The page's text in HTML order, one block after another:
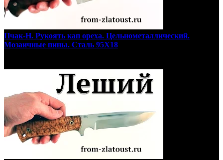
Пчак-Н. Рукоять кап ореха. Цельнометаллический.
Мозаичные пины. Сталь 95Х18